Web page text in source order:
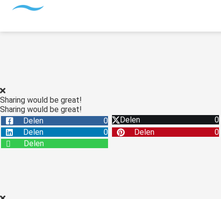
Sharing would be great!
Sharing would be great!
Delen
0 Delen
0
Delen
0 Delen
0
Delen